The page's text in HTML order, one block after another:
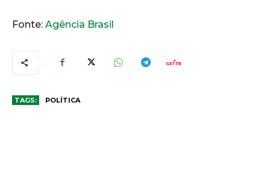
Fonte: Agência Brasil
TAGS: POLÍTICA